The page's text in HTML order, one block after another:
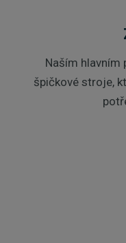
Naším hlavním
špičkové stroje,